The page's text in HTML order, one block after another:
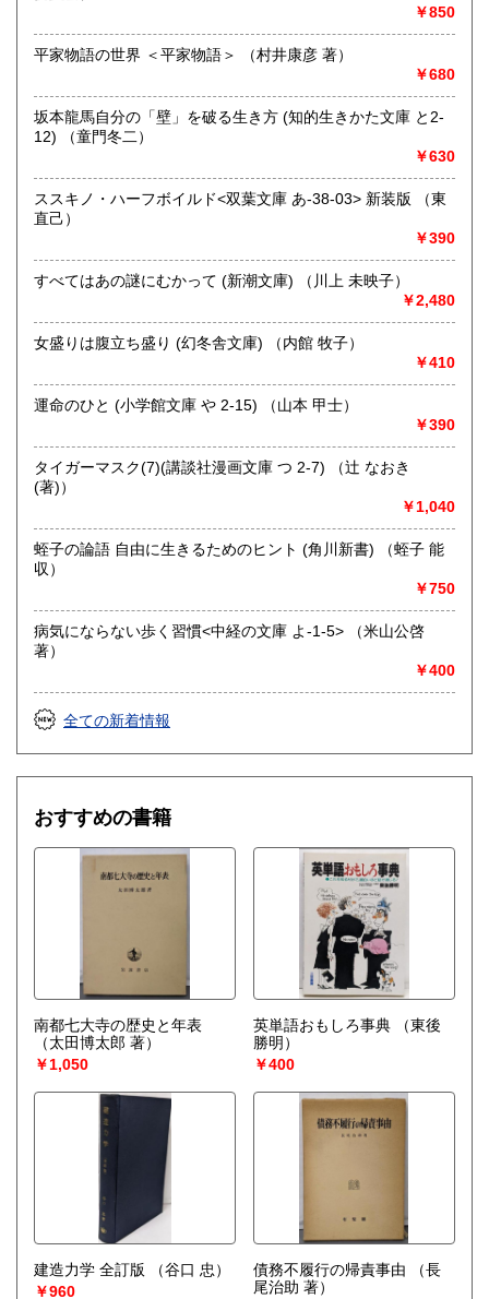
定休日：年中無休
不死鳥BOOKSでは、書籍だけでなくCD、DVD、レコード、
ゲーム、おもちゃ、骨董品まであらゆるものの買い取りがで
きます。店主が、日本全国買取にお伺いいたします。お気軽
取り扱い分野
国書、サブカルチャー、古書一般（その他）
オールジャンル
￥850
平家物語の世界 ＜平家物語＞ （村井康彦 著）
￥680
坂本龍馬自分の「壁」を破る生き方 (知的生きかた文庫 と2-
12) （童門冬二）
￥630
ススキノ・ハーフボイルド<双葉文庫 あ-38-03> 新装版 （東
直己）
￥390
すべてはあの謎にむかって (新潮文庫) （川上 未映子）
￥2,480
女盛りは腹立ち盛り (幻冬舎文庫) （内館 牧子）
￥410
運命のひと (小学館文庫 や 2-15) （山本 甲士）
￥390
タイガーマスク(7)(講談社漫画文庫 つ 2-7) （辻 なおき
(著)）
￥1,040
蛭子の論語 自由に生きるためのヒント (角川新書) （蛭子 能
収）
￥750
病気にならない歩く習慣<中経の文庫 よ-1-5> （米山公啓
著）
￥400
全ての新着情報
おすすめの書籍
南都七大寺の歴史と年表
（太田博太郎 著）
￥1,050
英単語おもしろ事典
（東後
勝明）
￥400
建造力学 全訂版
（谷口 忠）
￥960
債務不履行の帰責事由
（長
尾治助 著）